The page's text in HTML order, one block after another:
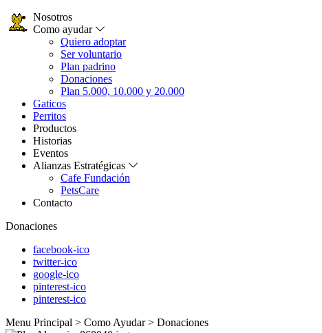
Nosotros
Como ayudar
Quiero adoptar
Ser voluntario
Plan padrino
Donaciones
Plan 5.000, 10.000 y 20.000
Gaticos
Perritos
Productos
Historias
Eventos
Alianzas Estratégicas
Cafe Fundación
PetsCare
Contacto
Donaciones
facebook-ico
twitter-ico
google-ico
pinterest-ico
pinterest-ico
Menu Principal > Como Ayudar > Donaciones